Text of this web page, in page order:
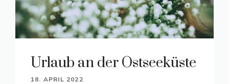
Urlaub an der Ostseeküste
18. APRIL 2022